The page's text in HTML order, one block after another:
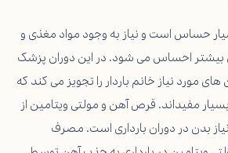
حساس است و نیاز به وجود مواد مغذی و
بیشتر احساس می شود. در این دوران پزشک
مورد نیاز خانم باردار را تجویز می کند که
مفیداند. قرص آهن و مولتی ویتامین از
بدن در دوران بارداری است. مصرف